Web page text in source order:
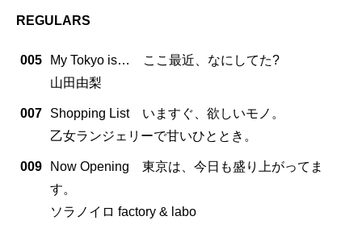
REGULARS
005
My Tokyo is… ここ最近、なにしてた?
山田由梨
007
Shopping List いますぐ、欲しいモノ。
乙女ランジェリーで甘いひととき。
009
Now Opening 東京は、今日も盛り上がってま
す。
ソラノイロ factory & labo